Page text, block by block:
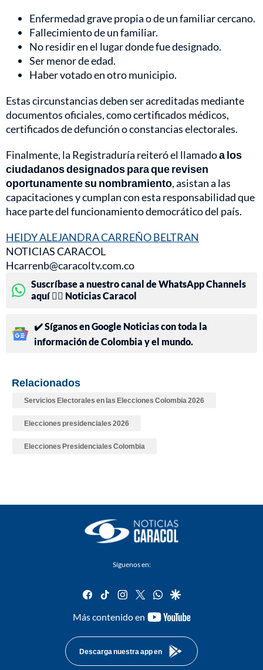
Enfermedad grave propia o de un familiar cercano.
Fallecimiento de un familiar.
No residir en el lugar donde fue designado.
Ser menor de edad.
Haber votado en otro municipio.
Estas circunstancias deben ser acreditadas mediante
documentos oficiales, como certificados médicos,
certificados de defunción o constancias electorales.
Finalmente, la Registraduría reiteró el llamadoa los
ciudadanos designados para que revisen
oportunamente su nombramiento, asistan a las
capacitaciones y cumplan con esta responsabilidad que
hace parte del funcionamiento democrático del país.
HEIDY ALEJANDRA CARREÑO BELTRAN
NOTICIAS CARACOL
Hcarrenb@caracoltv.com.co
Suscríbase a nuestro canal de WhatsApp Channels
aquí 👉🏻 Noticias Caracol
✔️ Síganos en Google Noticias con toda la
información de Colombia y el mundo.
Relacionados
Servicios Electorales en las Elecciones Colombia 2026
Elecciones presidenciales 2026
Elecciones Presidenciales Colombia
Síguenos en:
facebook
tiktok instagram
twitterwhatsapp
google
Más contenido en
youtube-
Descarga nuestra app en